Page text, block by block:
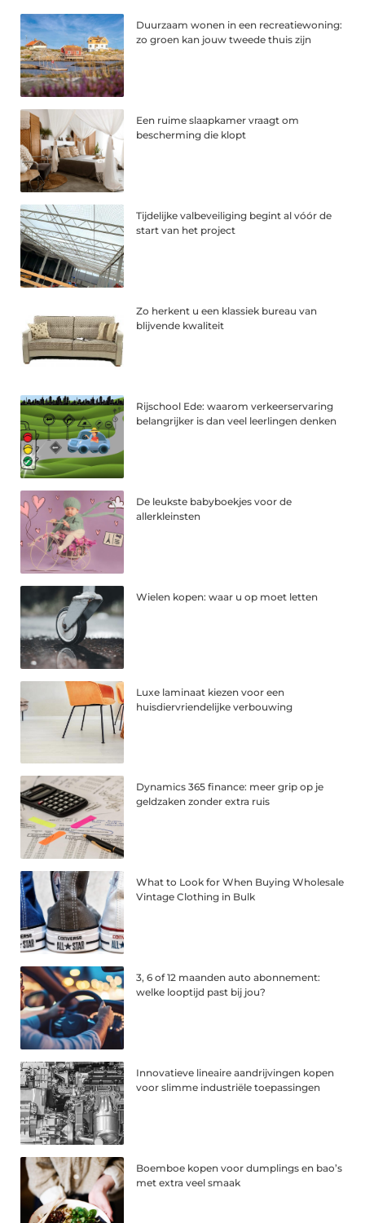
Duurzaam wonen in een recreatiewoning:
zo groen kan jouw tweede thuis zijn
Een ruime slaapkamer vraagt om
bescherming die klopt
Tijdelijke valbeveiliging begint al vóór de
start van het project
Zo herkent u een klassiek bureau van
blijvende kwaliteit
Rijschool Ede: waarom verkeerservaring
belangrijker is dan veel leerlingen denken
De leukste babyboekjes voor de
allerkleinsten
Wielen kopen: waar u op moet letten
Luxe laminaat kiezen voor een
huisdiervriendelijke verbouwing
Dynamics 365 finance: meer grip op je
geldzaken zonder extra ruis
What to Look for When Buying Wholesale
Vintage Clothing in Bulk
3, 6 of 12 maanden auto abonnement:
welke looptijd past bij jou?
Innovatieve lineaire aandrijvingen kopen
voor slimme industriële toepassingen
Boemboe kopen voor dumplings en bao’s
met extra veel smaak